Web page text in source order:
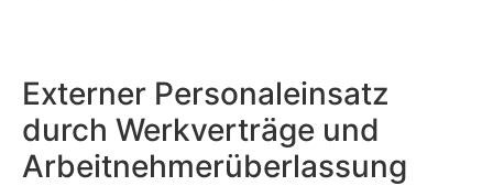
Externer Personaleinsatz
durch Werkverträge und
Arbeitnehmerüberlassung